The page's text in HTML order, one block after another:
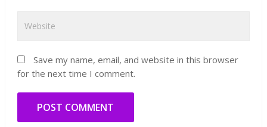
Save my name, email, and website in this browser
for the next time I comment.